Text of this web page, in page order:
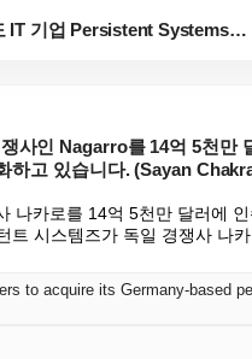
인도 IT 기업 Persistent Systems가 독...
사인 Nagarro를 14억 5천만
하고 있습니다. (Sayan
나카로를 14억 5천만 달러에
시스템즈가 독일 경쟁사 나